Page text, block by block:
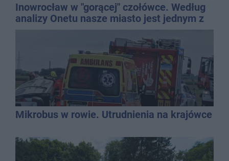
Inowrocław w "gorącej" czołówce. Według
analizy Onetu nasze miasto jest jednym z
najbardziej narażonych na upały
Mikrobus w rowie. Utrudnienia na krajówce